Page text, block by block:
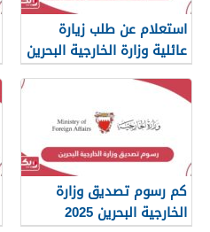
استعلام عن طلب زيارة
عائلية وزارة الخارجية البحرين
كم رسوم تصديق وزارة
الخارجية البحرين 2025